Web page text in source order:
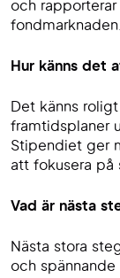
och
fondmarknaden.
Hur känns det
Det känns
framtidsplaner
Stipendiet ger
att fokusera på
Vad är nästa
Nästa stora
och